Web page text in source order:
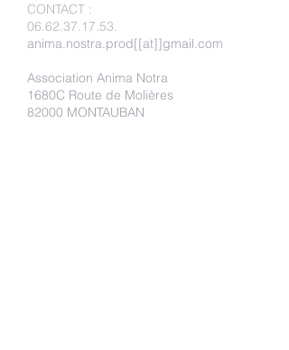
CONTACT :
06.62.37.17.53.
anima.nostra.prod[[at]]gmail.com
Association Anima Notra
1680C Route de Molières
82000 MONTAUBAN